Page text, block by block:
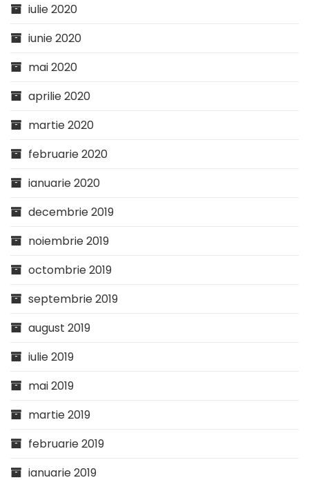
iulie 2020
iunie 2020
mai 2020
aprilie 2020
martie 2020
februarie 2020
ianuarie 2020
decembrie 2019
noiembrie 2019
octombrie 2019
septembrie 2019
august 2019
iulie 2019
mai 2019
martie 2019
februarie 2019
ianuarie 2019